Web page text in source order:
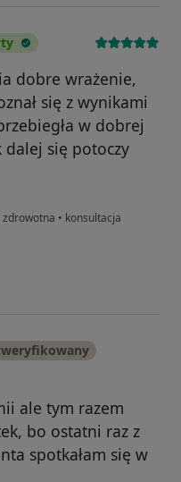
dobre wrażenie,
się z wynikami
w dobrej
dalej się potoczy
zdrowotna • konsultacja
ale tym razem
bo ostatni raz z
spotkałam się w